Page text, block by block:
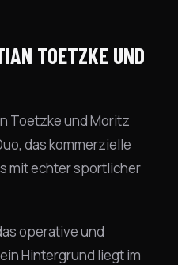
TOETZKE UND
Toetzke und Moritz
das kommerzielle
mit echter sportlicher
operative und
Hintergrund liegt im